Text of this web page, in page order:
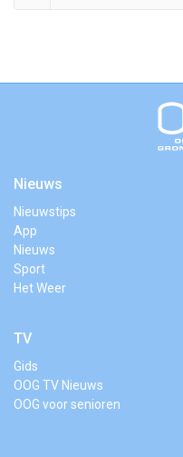
Nieuws
Nieuwstips
App
Nieuws
Sport
Het Weer
TV
Gids
OOG TV Nieuws
OOG voor senioren